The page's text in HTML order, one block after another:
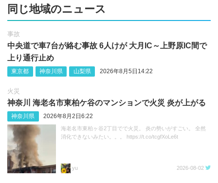
同じ地域のニュース
事故
中央道で車7台が絡む事故 6人けが 大月IC～上野原IC間で
上り通行止め
東京都 神奈川県 山梨県 2026年8月5日14:22
火災
神奈川 海老名市東柏ケ谷のマンションで火災 炎が上がる
神奈川県 2026年8月2日6:22
海老名市東柏ヶ谷2丁目でで火災。 炎の勢いがすごい。 全然
消化できないみたい。。。 https://t.co/tcgfXoLe6t
yu 2026-08-02